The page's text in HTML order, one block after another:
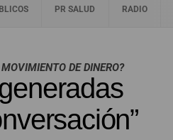
PR SALUD RADIO
DE DINERO?